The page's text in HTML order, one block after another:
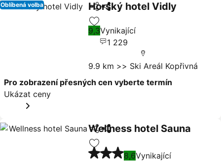
Oblíbená volba Sdílet
Přidat na seznam oblíbených
Horský hotel Vidly
Ukázat ceny
9,3Vynikající
1 229
9.9 km >> Ski Areál Kopřivná
Pro zobrazení přesných cen vyberte termín
Ukázat ceny
Sdílet
Přidat na seznam oblíbených
Wellness hotel Sauna
Ukázat ceny
3 Počet hvězdiček
8,6Vynikající